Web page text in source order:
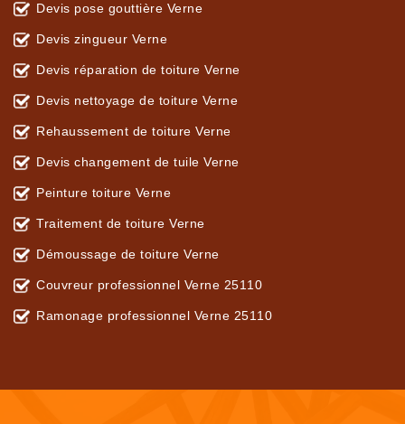
Devis pose gouttière Verne
Devis zingueur Verne
Devis réparation de toiture Verne
Devis nettoyage de toiture Verne
Rehaussement de toiture Verne
Devis changement de tuile Verne
Peinture toiture Verne
Traitement de toiture Verne
Démoussage de toiture Verne
Couvreur professionnel Verne 25110
Ramonage professionnel Verne 25110